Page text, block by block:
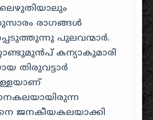
രാഗങ്ങൾ
പുലവന്മാർ.
കന്യാകുമാരി
തിരുവട്ടാർ
ജനകീയകലയാക്കി